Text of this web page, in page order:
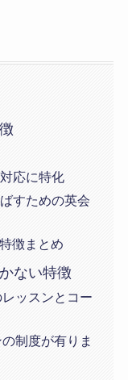
応に特化
すための英会
徴まとめ
ない特徴
ッスンとコー
制度が有りま